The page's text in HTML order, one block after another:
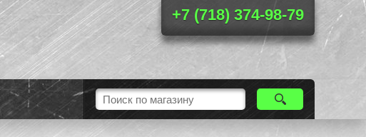
+7 (718) 374-98-79